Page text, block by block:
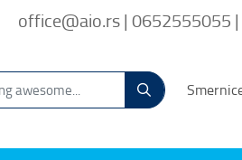
office@aio.rs | 0652555055